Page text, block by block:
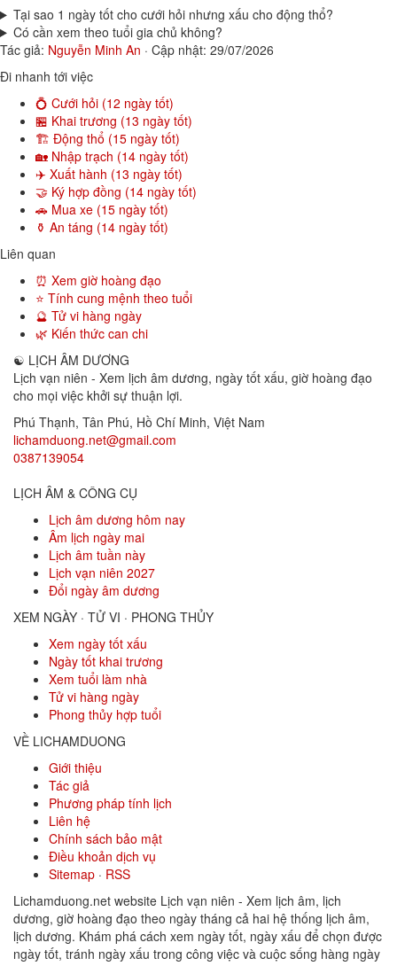
Tại sao 1 ngày tốt cho cưới hỏi nhưng xấu cho động thổ?
Có cần xem theo tuổi gia chủ không?
Tác giả: Nguyễn Minh An · Cập nhật: 29/07/2026
Đi nhanh tới việc
💍 Cưới hỏi (12 ngày tốt)
🏪 Khai trương (13 ngày tốt)
🏗️ Động thổ (15 ngày tốt)
🏡 Nhập trạch (14 ngày tốt)
✈️ Xuất hành (13 ngày tốt)
🤝 Ký hợp đồng (14 ngày tốt)
🚗 Mua xe (15 ngày tốt)
⚱️ An táng (14 ngày tốt)
Liên quan
⏰ Xem giờ hoàng đạo
⭐ Tính cung mệnh theo tuổi
🔮 Tử vi hàng ngày
🌿 Kiến thức can chi
☯ LỊCH ÂM DƯƠNG
Lịch vạn niên - Xem lịch âm dương, ngày tốt xấu, giờ hoàng đạo
cho mọi việc khởi sự thuận lợi.
Phú Thạnh, Tân Phú, Hồ Chí Minh, Việt Nam
lichamduong.net@gmail.com
0387139054
LỊCH ÂM & CÔNG CỤ
Lịch âm dương hôm nay
Âm lịch ngày mai
Lịch âm tuần này
Lịch vạn niên 2027
Đổi ngày âm dương
XEM NGÀY · TỬ VI · PHONG THỦY
Xem ngày tốt xấu
Ngày tốt khai trương
Xem tuổi làm nhà
Tử vi hàng ngày
Phong thủy hợp tuổi
VỀ LICHAMDUONG
Giới thiệu
Tác giả
Phương pháp tính lịch
Liên hệ
Chính sách bảo mật
Điều khoản dịch vụ
Sitemap · RSS
Lichamduong.net website Lịch vạn niên - Xem lịch âm, lịch
dương, giờ hoàng đạo theo ngày tháng cả hai hệ thống lịch âm,
lịch dương. Khám phá cách xem ngày tốt, ngày xấu để chọn được
ngày tốt, tránh ngày xấu trong công việc và cuộc sống hàng ngày